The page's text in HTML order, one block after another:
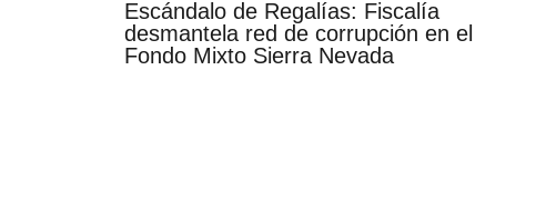
Escándalo de Regalías: Fiscalía
desmantela red de corrupción en el
Fondo Mixto Sierra Nevada